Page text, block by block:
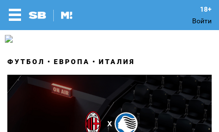
Войти
ФУТБОЛ ЕВРОПА ИТАЛИЯ